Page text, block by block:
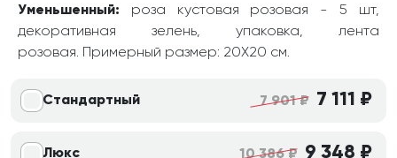
Уменьшенный: роза кустовая розовая - 5 шт,
декоративная зелень, упаковка, лента
розовая. Примерный размер: 20Х20 см.
Стандартный 7 901 ₽ 7 111 ₽
Люкс 10 386 ₽ 9 348 ₽